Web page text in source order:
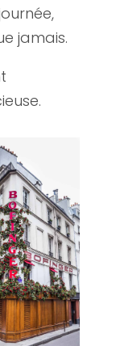
jamais.